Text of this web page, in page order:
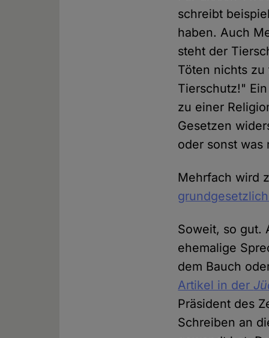
schreibt
haben. Auch
steht der
Töten nichts
Tierschutz!"
zu einer
Gesetzen
oder sonst
Mehrfach wird
Soweit, so gut.
ehemalige
dem Bauch
Artikel in der
Präsident des
Schreiben an